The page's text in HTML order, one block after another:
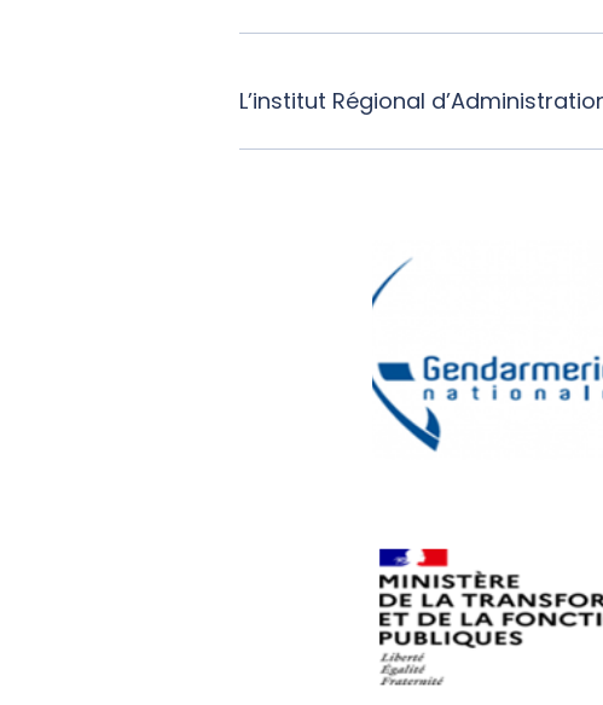
L’institut Régional